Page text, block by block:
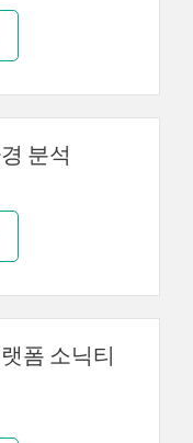
분석
폼 소닉티